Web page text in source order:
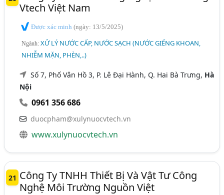
Vtech Việt Nam
Được xác minh(ngày: 13/5/2025)
Ngành:XỬ LÝ NƯỚC CẤP, NƯỚC SẠCH (NƯỚC GIẾNG KHOAN,
NHIỄM MẶN, PHÈN,..)
Số 7, Phố Vân Hồ 3, P. Lê Đại Hành, Q. Hai Bà Trưng, Hà
Nội
0961 356 686
duocpham@xulynuocvtech.vn
www.xulynuocvtech.vn
21 Công Ty TNHH Thiết Bị Và Vật Tư Công
Nghệ Môi Trường Nguồn Việt